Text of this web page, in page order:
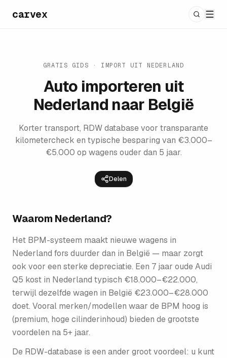
carvex
GRATIS GIDS · IMPORT UIT NEDERLAND
Auto importeren uit
Nederland naar België
Korter transport, RDW database voor transparante
kilometercheck en typische besparing van €3.000–
€5.000 op wagens ouder dan 5 jaar.
Delen
Waarom Nederland?
Het BPM-systeem maakt nieuwe wagens in
Nederland fors duurder dan in België — maar zorgt
ook voor een sterke depreciatie. Een 7 jaar oude Audi
Q5 kost in Nederland typisch €18.000–€22.000,
terwijl dezelfde wagen in België €23.000–€28.000
doet. Vooral merken/modellen waar de BPM hoog is
(premium, hoge cilinderinhoud) bieden de grootste
voordelen na 5+ jaar.
De RDW-database is een ander groot voordeel: u kunt